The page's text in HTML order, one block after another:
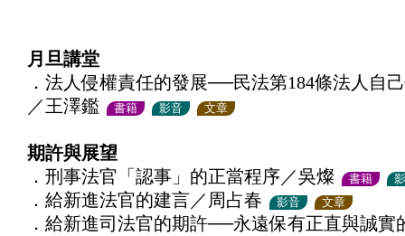
月旦講堂
．法人侵權責任的發展──民法第184條法人自
／王澤鑑
書籍 影音 文章
期許與展望
．刑事法官「認事」的正當程序／吳燦
書籍
．給新進法官的建言／周占春 影音 文章
．給新進司法官的期許──永遠保有正直與誠實